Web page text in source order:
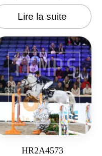
Lire la suite
HR2A4573